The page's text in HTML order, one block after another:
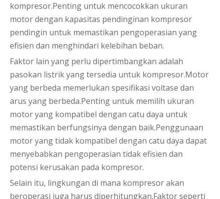
kompresor.Penting untuk mencocokkan ukuran
motor dengan kapasitas pendinginan kompresor
pendingin untuk memastikan pengoperasian yang
efisien dan menghindari kelebihan beban.
Faktor lain yang perlu dipertimbangkan adalah
pasokan listrik yang tersedia untuk kompresor.Motor
yang berbeda memerlukan spesifikasi voltase dan
arus yang berbeda.Penting untuk memilih ukuran
motor yang kompatibel dengan catu daya untuk
memastikan berfungsinya dengan baik.Penggunaan
motor yang tidak kompatibel dengan catu daya dapat
menyebabkan pengoperasian tidak efisien dan
potensi kerusakan pada kompresor.
Selain itu, lingkungan di mana kompresor akan
beroperasi juga harus diperhitungkan.Faktor seperti